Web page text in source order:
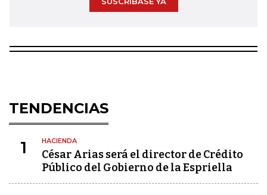
TENDENCIAS
1 HACIENDA
César Arias será el director de Crédito
Público del Gobierno de la Espriella